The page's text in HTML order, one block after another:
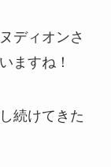
ディオンさ
ますね！
続けてきた